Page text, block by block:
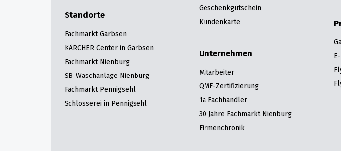
Standorte
Fachmarkt Garbsen
KÄRCHER Center in Garbsen
Fachmarkt Nienburg
SB-Waschanlage Nienburg
Fachmarkt Pennigsehl
Schlosserei in Pennigsehl
Geschenkgutschein
Kundenkarte
Unternehmen
Mitarbeiter
QMF-Zertifizierung
1a Fachhändler
30 Jahre Fachmarkt Nienburg
Firmenchronik